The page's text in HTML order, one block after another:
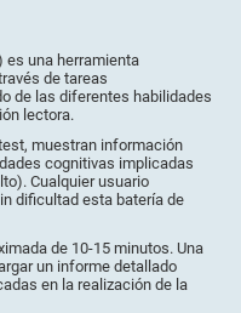
es una herramienta
de tareas
de las diferentes habilidades
lectora.
muestran información
cognitivas implicadas
Cualquier usuario
dificultad esta batería de
de 10-15 minutos. Una
un informe detallado
en la realización de la